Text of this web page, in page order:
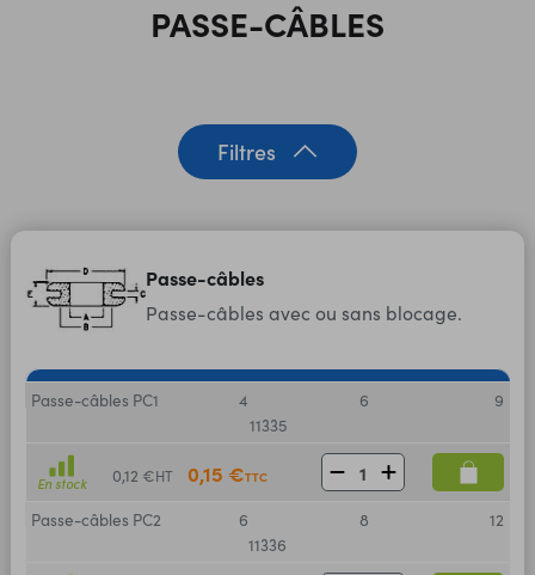
PASSE-CÂBLES
Filtres
Passe-câbles
Passe-câbles avec ou sans blocage.
Passe-câbles PC1 4 6
9
11335
En stock 0,12 €HT 0,15 €TTC
Passe-câbles PC2 6 8
12
11336